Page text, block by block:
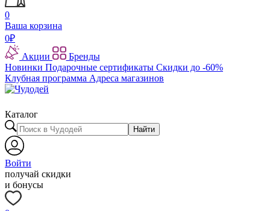
0
Ваша корзина
0₽
Акции
Бренды
Новинки Подарочные сертификаты Скидки до -60%
Клубная программа Адреса магазинов
Каталог
Найти
Войти
получай скидки
и бонусы